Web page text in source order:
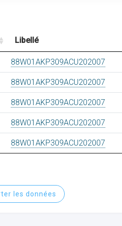
Libellé
88W01AKP309ACU202007
88W01AKP309ACU202007
88W01AKP309ACU202007
88W01AKP309ACU202007
88W01AKP309ACU202007
les données